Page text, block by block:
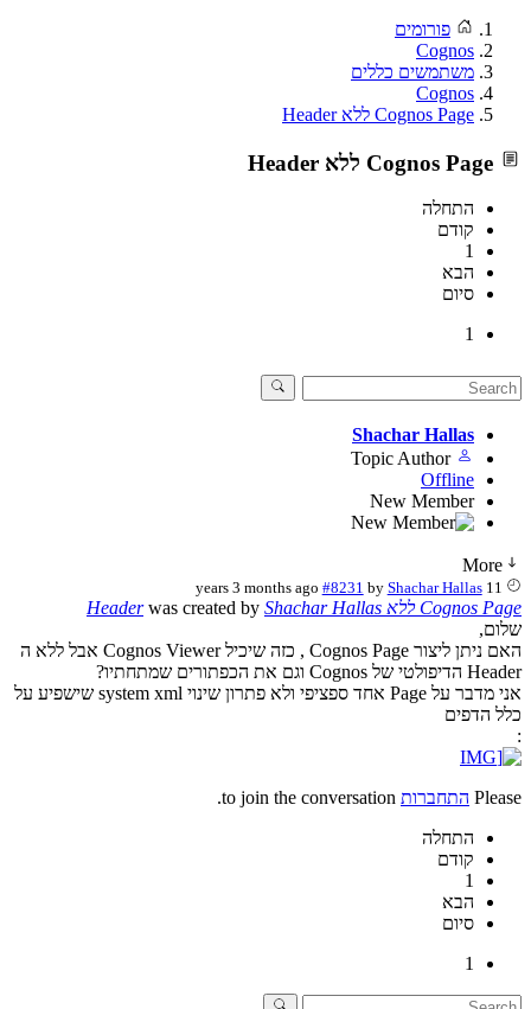
פורומים
Cognos
משתמשים כללים
Cognos
Cognos Page ללא Header
התחלה
קודם
1
הבא
סיום
1
Shachar Hallas
Topic Author
Offline
New Member
More
11 years 3 months ago
#8231 by Shachar Hallas
Cognos Page ללא Header was created by Shachar Hallas
שלום,
האם ניתן ליצור Cognos Page , כזה שיכיל Cognos Viewer אבל ללא ה
Header הדיפולטי של Cognos וגם את הכפתורים שמתחתיו?
אני מדבר על Page אחד ספציפי ולא פתרון שינוי system xml שישפיע על
כלל הדפים
:
Please התחברות
התחלה
קודם
1
הבא
סיום
1